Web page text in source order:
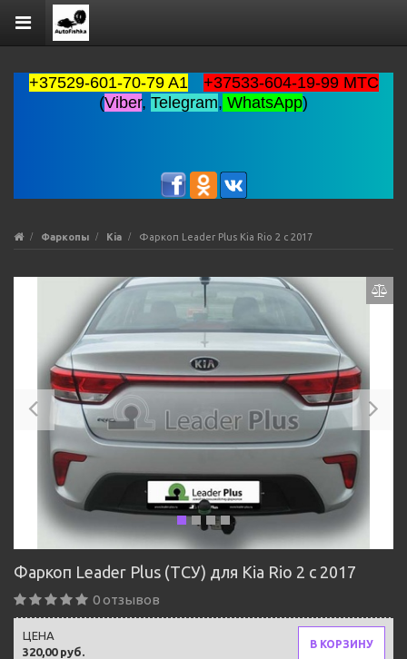
+37529-601-70-79 A1
+37533-604-19-99 MTC
(Viber, Telegram, WhatsApp)
Фаркопы Kia Фаркоп Leader Plus Kia Rio 2 с 2017
Previous
Фаркоп Leader Plus (ТСУ) для Kia Rio 2 с 2017
0 отзывов
320,00 руб.
ЦЕНА
В КОРЗИНУ